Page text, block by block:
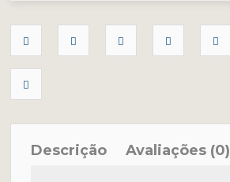
Descrição Avaliações (0)